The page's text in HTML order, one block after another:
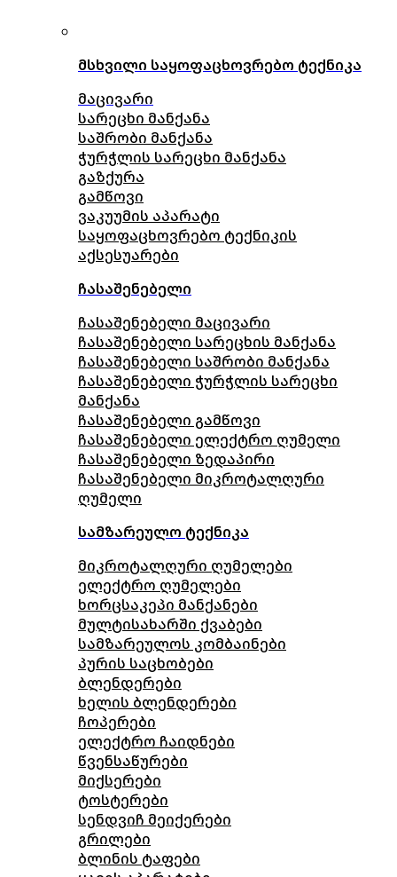
მსხვილი საყოფაცხოვრებო ტექნიკა
მაცივარი
სარეცხი მანქანა
საშრობი მანქანა
ჭურჭლის სარეცხი მანქანა
გაზქურა
გამწოვი
ვაკუუმის აპარატი
საყოფაცხოვრებო ტექნიკის
აქსესუარები
ჩასაშენებელი
ჩასაშენებელი მაცივარი
ჩასაშენებელი სარეცხის მანქანა
ჩასაშენებელი საშრობი მანქანა
ჩასაშენებელი ჭურჭლის სარეცხი
მანქანა
ჩასაშენებელი გამწოვი
ჩასაშენებელი ელექტრო ღუმელი
ჩასაშენებელი ზედაპირი
ჩასაშენებელი მიკროტალღური
ღუმელი
სამზარეულო ტექნიკა
მიკროტალღური ღუმელები
ელექტრო ღუმელები
ხორცსაკეპი მანქანები
მულტისახარში ქვაბები
სამზარეულოს კომბაინები
პურის საცხობები
ბლენდერები
ხელის ბლენდერები
ჩოპერები
ელექტრო ჩაიდნები
წვენსაწურები
მიქსერები
ტოსტერები
სენდვიჩ მეიქერები
გრილები
ბლინის ტაფები